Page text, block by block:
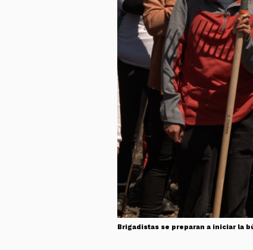
Brigadistas se preparan a iniciar la